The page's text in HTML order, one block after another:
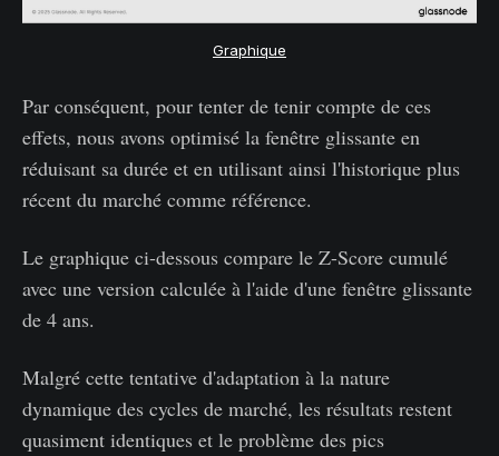
Graphique
Par conséquent, pour tenter de tenir compte de ces
effets, nous avons optimisé la fenêtre glissante en
réduisant sa durée et en utilisant ainsi l'historique plus
récent du marché comme référence.
Le graphique ci-dessous compare le Z-Score cumulé
avec une version calculée à l'aide d'une fenêtre glissante
de 4 ans.
Malgré cette tentative d'adaptation à la nature
dynamique des cycles de marché, les résultats restent
quasiment identiques et le problème des pics